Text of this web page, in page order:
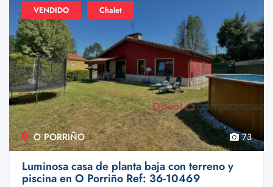
O PORRIÑO
VENDIDO Chalet
73
Luminosa casa de planta baja con terreno y
piscina en O Porriño Ref: 36-10469